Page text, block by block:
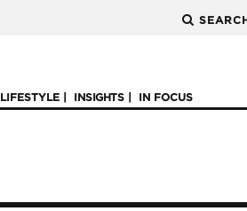
SEARCH
LIFESTYLE INSIGHTS IN FOCUS